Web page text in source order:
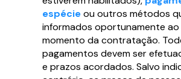
espécieou outros métodos
informados oportunamente
momento da contratação.
pagamentos devem ser
e prazos acordados. Salvo